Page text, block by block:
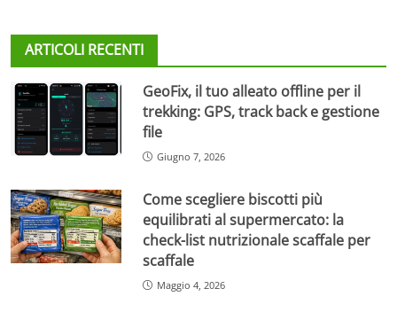
ARTICOLI RECENTI
GeoFix, il tuo alleato offline per il
trekking: GPS, track back e gestione
file
Giugno 7, 2026
Come scegliere biscotti più
equilibrati al supermercato: la
check-list nutrizionale scaffale per
scaffale
Maggio 4, 2026